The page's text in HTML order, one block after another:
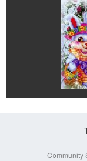
Community